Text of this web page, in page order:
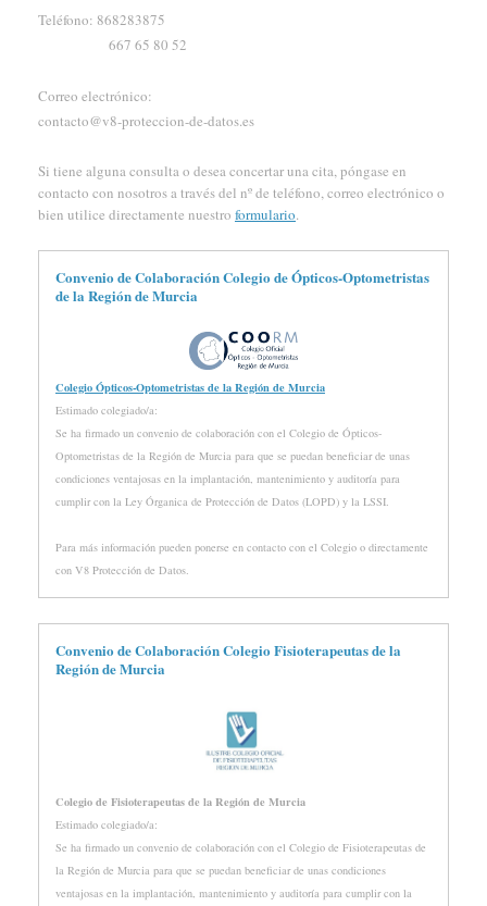
Teléfono: 868283875
667 65 80 52
Correo electrónico:
contacto@v8-proteccion-de-datos.es
Si tiene alguna consulta o desea concertar una cita, póngase en
contacto con nosotros a través del nº de teléfono, correo electrónico o
bien utilice directamente nuestro formulario.
Convenio de Colaboración Colegio de Ópticos-Optometristas
de la Región de Murcia
Colegio Ópticos-Optometristas de la Región de Murcia
Estimado colegiado/a:
Se ha firmado un convenio de colaboración con el Colegio de Ópticos-
Optometristas de la Región de Murcia para que se puedan beneficiar de unas
condiciones ventajosas en la implantación, mantenimiento y auditoría para
cumplir con la Ley Órganica de Protección de Datos (LOPD) y la LSSI.
Para más información pueden ponerse en contacto con el Colegio o directamente
con V8 Protección de Datos.
Convenio de Colaboración Colegio Fisioterapeutas de la
Región de Murcia
Colegio de Fisioterapeutas de la Región de Murcia
Estimado colegiado/a:
Se ha firmado un convenio de colaboración con el Colegio de Fisioterapeutas de
la Región de Murcia para que se puedan beneficiar de unas condiciones
ventajosas en la implantación, mantenimiento y auditoría para cumplir con la